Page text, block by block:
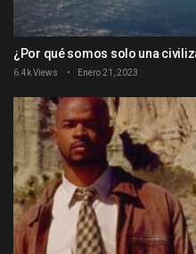
¿Por qué somos solo una
6.4k Views Enero 21, 2023